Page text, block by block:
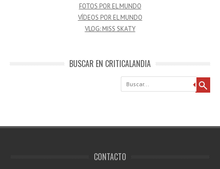
FOTOS POR EL MUNDO
VÍDEOS POR EL MUNDO
VLOG: MISS SKATY
BUSCAR EN CRITICALANDIA
Buscar
CONTACTO